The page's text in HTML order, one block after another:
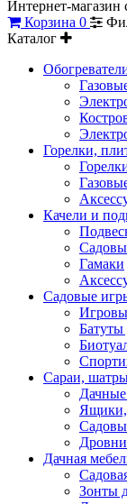
Интернет-магазин
Корзина 0
Каталог
Горелки,
Качели и
Гамаки
Садовые
Батуты
Сараи,
Дачные
Дачная
Зонты